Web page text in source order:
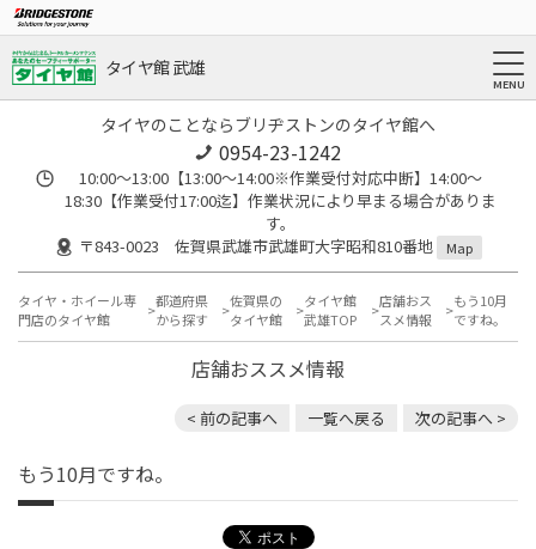
タイヤ館 武雄
タイヤのことならブリヂストンのタイヤ館へ
0954-23-1242
10:00～13:00【13:00～14:00※作業受付対応中断】14:00～
18:30【作業受付17:00迄】作業状況により早まる場合がありま
す。
〒843-0023 佐賀県武雄市武雄町大字昭和810番地
Map
タイヤ・ホイール専
門店のタイヤ館
都道府県
から探す
佐賀県の
タイヤ館
タイヤ館
武雄TOP
店舗おス
スメ情報
もう10月
ですね。
店舗おススメ情報
< 前の記事へ 一覧へ戻る 次の記事へ >
もう10月ですね。